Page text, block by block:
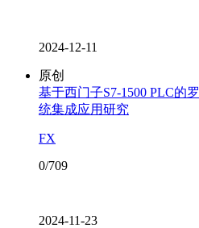
2024-12-11
原创
基于西门子S7-1500 PLC的
统集成应用研究
FX
0/709
2024-11-23